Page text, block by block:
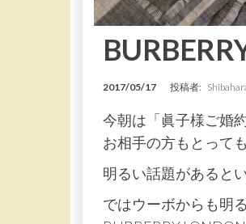
2017/05/17 投稿者:
今朝は「眞子様ご婚
お相手の方もとって
明るい話題があると
ではウーボからも明る